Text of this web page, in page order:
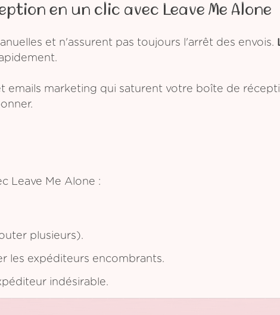
en un clic avec Leave Me Alone
et n'assurent pas toujours l'arrêt des envois.
emails marketing qui saturent votre boîte de
Leave Me Alone :
plusieurs).
les expéditeurs encombrants.
indésirable.